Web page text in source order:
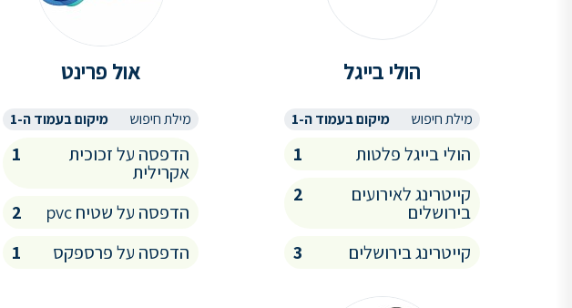
הולי בייגל
מילת חיפוש מיקום בעמוד ה-1
הולי בייגל פלטות
1
קייטרינג לאירועים
בירושלים
2
קייטרינג בירושלים 3
אול פרינט
מילת חיפוש מיקום בעמוד ה-1
הדפסה על זכוכית
אקרילית
1
הדפסה על שטיח pvc
2
הדפסה על פרספקס
1